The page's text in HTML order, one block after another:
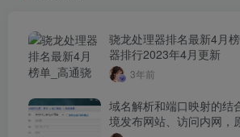
骁龙处理器排名最新4月
器排行2023年4月更新
3年前
域名解析和端口映射的结
境发布网站、访问内网，